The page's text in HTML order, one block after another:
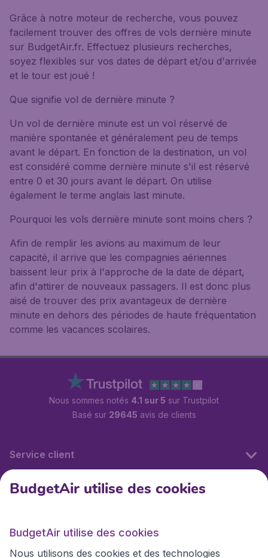
Grâce à notre moteur de recherche, vous pouvez
facilement trouver des offres de vols dernière minute
sur BudgetAir.fr. Effectuez plusieurs recherches,
soyez flexibles sur vos dates de départ et/ou d'arrivée
et le tour est joué !
Que signifie vol de dernière minute ?
Un vol de dernière minute est un vol réservé de
manière spontanée et généralement peu de temps
avant le départ. En fonction de la destination, un vol
est considéré comme dernière minute s'il est réservé
entre 0 et 30 jours avant le départ. On utilise
également le terme anglais last minute.
Pourquoi les vols dernière minute sont moins chers ?
Afin de remplir les avions au maximum de leur
capacité, il arrive que les compagnies aériennes
baissent leur prix à l'approche de la date de départ,
afin d'attirer de nouveaux passagers. Il est donc plus
aisé de trouver des prix avantageux de dernière
minute en dehors des périodes de haute fréquentation
comme les vacances scolaires.
Nous sommes notés 4.1 sur 5 sur Trustpilot
Basé sur 29645 avis de clients
Service client
BudgetAir.fr
Sites internationaux
BudgetAir utilise des cookies
BudgetAir utilise des cookies
Nous utilisons des cookies et des technologies